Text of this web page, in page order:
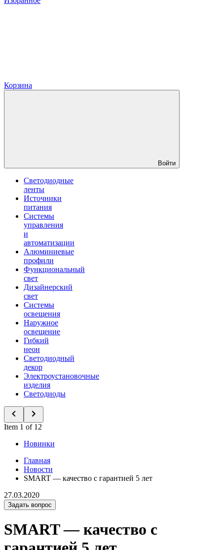
Корзина
Войти
Светодиодные
ленты
Источники
питания
Системы
управления
и
автоматизации
Алюминиевые
профили
Функциональный
свет
Дизайнерский
свет
Системы
освещения
Наружное
освещение
Гибкий
неон
Светодиодный
декор
Электроустановочные
изделия
Светодиоды
Item 1 of 12
Новинки
Главная
Новости
SMART — качество с гарантией 5 лет
27.03.2020
Задать вопрос
SMART — качество с